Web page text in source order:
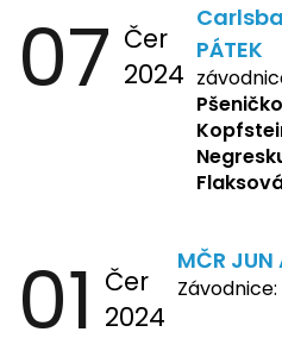
Mitro,
07 Čer
2024
PÁTEK
01 Čer
2024
MČR JUN
Závodnice: